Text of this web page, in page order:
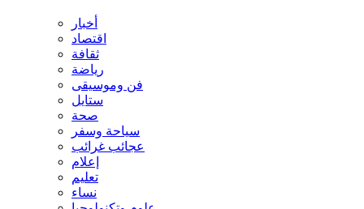
أخبار
اقتصاد
ثقافة
رياضة
فن وموسيقى
ستايل
صحة
سياحة وسفر
عجائب غرائب
إعلام
تعليم
نساء